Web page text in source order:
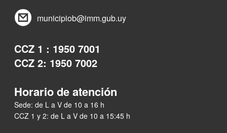
municipiob@imm.gub.uy
CCZ 1 : 1950 7001
CCZ 2: 1950 7002
Horario de atención
Sede: de L a V de 10 a 16 h
CCZ 1 y 2: de L a V de 10 a 15:45 h